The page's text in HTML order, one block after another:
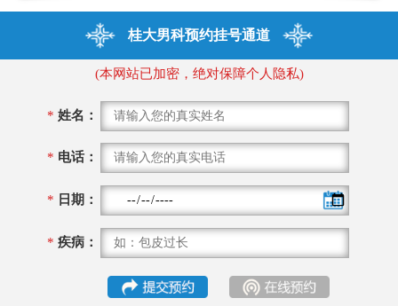
桂大男科预约挂号通道
(本网站已加密，绝对保障个人隐私)
* 姓名：
* 电话：
* 日期：
* 疾病：